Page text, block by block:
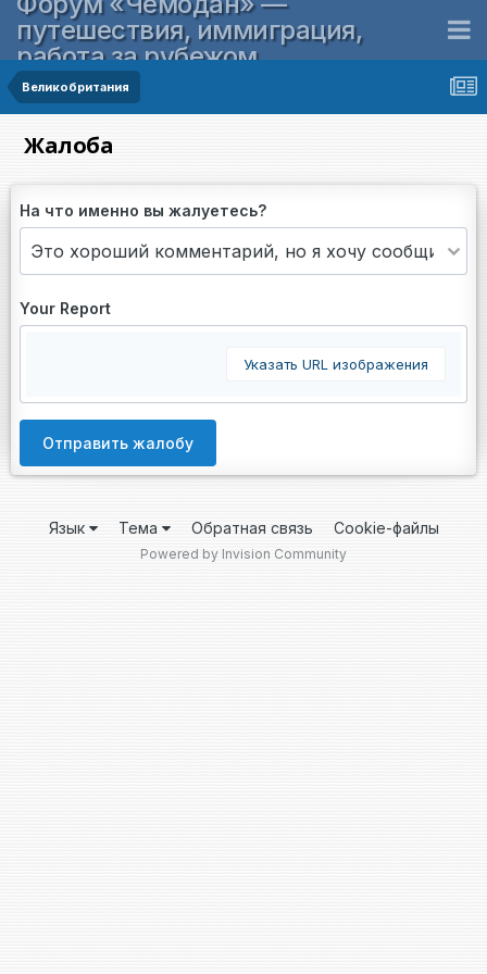
путешествия, иммиграция,
работа за рубежом
Великобритания
Жалоба
На что именно вы жалуетесь?
Your Report
Указать URL изображения
Отправить жалобу
Язык Тема Обратная связь Cookie-файлы
Powered by Invision Community